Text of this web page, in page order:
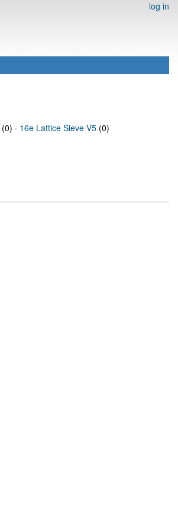
log in
(0) · 16e Lattice Sieve V5 (0)